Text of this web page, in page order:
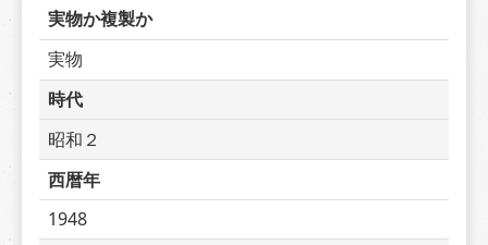
実物か複製か
実物
時代
昭和２
西暦年
1948